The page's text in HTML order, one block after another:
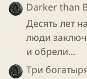
Darker than
Десять лет
люди
и обрели...
Три